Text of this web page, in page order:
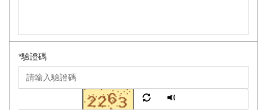
*驗證碼